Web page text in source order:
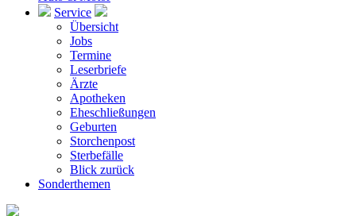
Service
Übersicht
Jobs
Termine
Leserbriefe
Ärzte
Apotheken
Eheschließungen
Geburten
Storchenpost
Sterbefälle
Blick zurück
Sonderthemen